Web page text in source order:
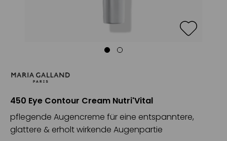
450 Eye Contour Cream Nutri'Vital
pflegende Augencreme für eine entspanntere,
glattere & erholt wirkende Augenpartie